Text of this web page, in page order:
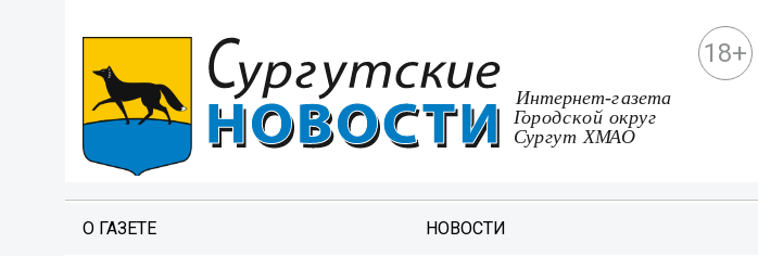
18+
О ГАЗЕТЕ НОВОСТИ